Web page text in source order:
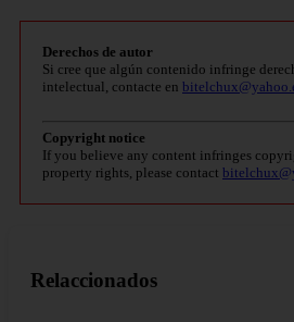
Derechos de autor
Si cree que algún contenido infringe
intelectual, contacte en
Copyright notice
If you believe any content infringes
property rights, please contact
Relaccionados